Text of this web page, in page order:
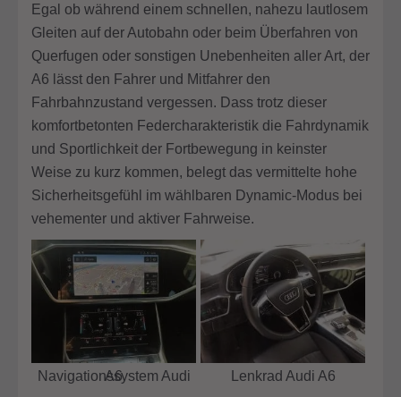
Egal ob während einem schnellen, nahezu lautlosem
Gleiten auf der Autobahn oder beim Überfahren von
Querfugen oder sonstigen Unebenheiten aller Art, der
A6 lässt den Fahrer und Mitfahrer den
Fahrbahnzustand vergessen. Dass trotz dieser
komfortbetonten Federcharakteristik die Fahrdynamik
und Sportlichkeit der Fortbewegung in keinster
Weise zu kurz kommen, belegt das vermittelte hohe
Sicherheitsgefühl im wählbaren Dynamic-Modus bei
vehementer und aktiver Fahrweise.
Navigationssystem Audi A6 Lenkrad Audi A6